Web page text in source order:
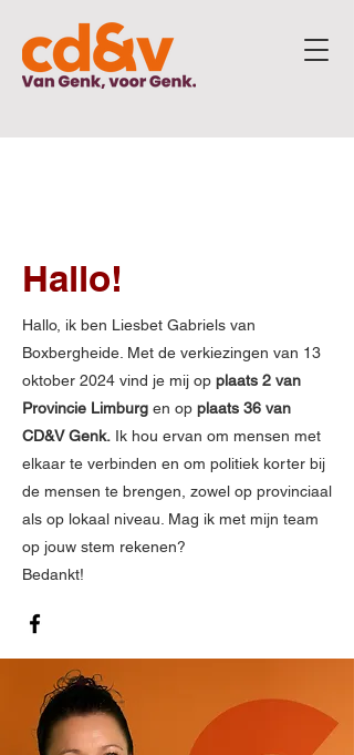
Hallo!
Hallo, ik ben Liesbet Gabriels van
Boxbergheide. Met de verkiezingen van 13
oktober 2024 vind je mij op plaats 2 van
Provincie Limburg en op plaats 36 van
CD&V Genk. Ik hou ervan om mensen met
elkaar te verbinden en om politiek korter bij
de mensen te brengen, zowel op provinciaal
als op lokaal niveau. Mag ik met mijn team
op jouw stem rekenen?
Bedankt!